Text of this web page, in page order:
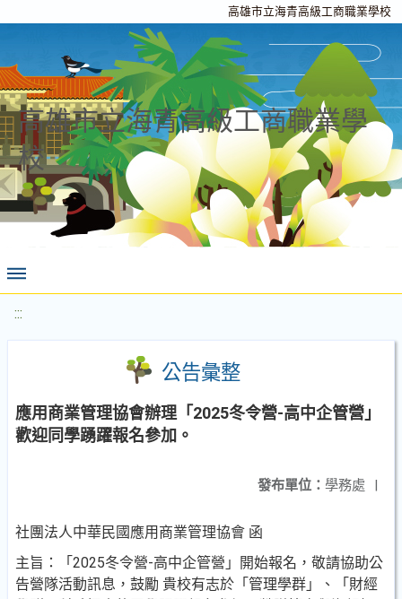
高雄市立海青高級工商職業學校
高雄市立海青高級工商職業學
校
:::
公告彙整
應用商業管理協會辦理「2025冬令營-高中企管營」
歡迎同學踴躍報名參加。
發布單位： 學務處 |
社團法人中華民國應用商業管理協會 函
主旨：「2025冬令營-高中企管營」開始報名，敬請協助公
告營隊活動訊息，鼓勵 貴校有志於「管理學群」、「財經